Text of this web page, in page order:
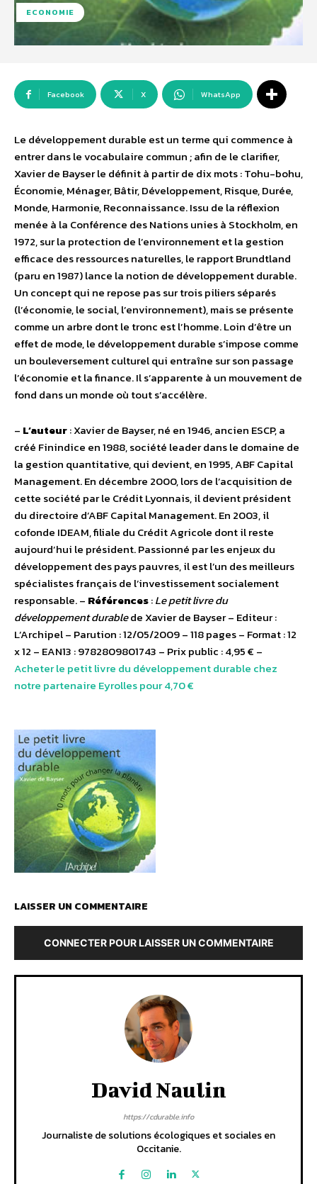
ECONOMIE
Facebook X WhatsApp
Le développement durable est un terme qui commence à
entrer dans le vocabulaire commun ; afin de le clarifier,
Xavier de Bayser le définit à partir de dix mots : Tohu-bohu,
Économie, Ménager, Bâtir, Développement, Risque, Durée,
Monde, Harmonie, Reconnaissance. Issu de la réflexion
menée à la Conférence des Nations unies à Stockholm, en
1972, sur la protection de l’environnement et la gestion
efficace des ressources naturelles, le rapport Brundtland
(paru en 1987) lance la notion de développement durable.
Un concept qui ne repose pas sur trois piliers séparés
(l’économie, le social, l’environnement), mais se présente
comme un arbre dont le tronc est l’homme. Loin d’être un
effet de mode, le développement durable s’impose comme
un bouleversement culturel qui entraîne sur son passage
l’économie et la finance. Il s’apparente à un mouvement de
fond dans un monde où tout s’accélère.
– L’auteur: Xavier de Bayser, né en 1946, ancien ESCP, a
créé Finindice en 1988, société leader dans le domaine de
la gestion quantitative, qui devient, en 1995, ABF Capital
Management. En décembre 2000, lors de l’acquisition de
cette société par le Crédit Lyonnais, il devient président
du directoire d’ABF Capital Management. En 2003, il
cofonde IDEAM, filiale du Crédit Agricole dont il reste
aujourd’hui le président. Passionné par les enjeux du
développement des pays pauvres, il est l’un des meilleurs
spécialistes français de l’investissement socialement
responsable. – Références:Le petit livre du
développement durablede Xavier de Bayser – Editeur :
L’Archipel – Parution : 12/05/2009 – 118 pages – Format : 12
x 12 – EAN13 : 9782809801743 – Prix public : 4,95 € –
Acheter le petit livre du développement durable chez
notre partenaire Eyrolles pour 4,70 €
LAISSER UN COMMENTAIRE
CONNECTER POUR LAISSER UN COMMENTAIRE
David Naulin
https://cdurable.info
Journaliste de solutions écologiques et sociales en
Occitanie.